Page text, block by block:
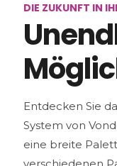
DIE ZUKUNFT IN
Entdecken Sie
System von
eine breite